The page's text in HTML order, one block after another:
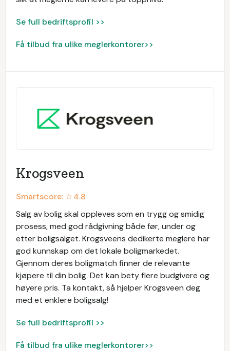
Se full bedriftsprofil >>
Få tilbud fra ulike meglerkontorer>>
Krogsveen
Smartscore: ☆4.8
Salg av bolig skal oppleves som en trygg og smidig
prosess, med god rådgivning både før, under og
etter boligsalget. Krogsveens dedikerte meglere har
god kunnskap om det lokale boligmarkedet.
Gjennom deres boligmatch finner de relevante
kjøpere til din bolig. Det kan bety flere budgivere og
høyere pris. Ta kontakt, så hjelper Krogsveen deg
med et enklere boligsalg!
Se full bedriftsprofil >>
Få tilbud fra ulike meglerkontorer>>